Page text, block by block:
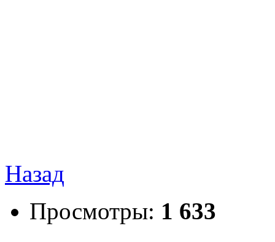
Назад
Просмотры: 1 633